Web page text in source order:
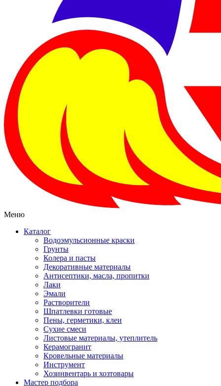
Меню
Каталог
Водоэмульсионные краски
Грунты
Колера и пасты
Декоративные материалы
Антисептики, масла, пропитки
Лаки
Эмали
Растворители
Шпатлевки готовые
Пены, герметики, клеи
Сухие смеси
Листовые материалы, утеплитель
Керамогранит
Кровельные материалы
Инструмент
Хозинвентарь и хозтовары
Мастер подбора